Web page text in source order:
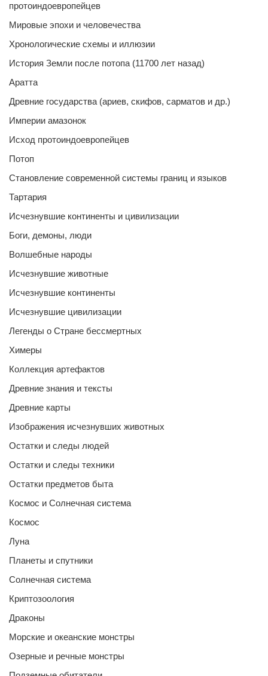
протоиндоевропейцев
Мировые эпохи и человечества
Хронологические схемы и иллюзии
История Земли после потопа (11700 лет назад)
Аратта
Древние государства (ариев, скифов, сарматов и др.)
Империи амазонок
Исход протоиндоевропейцев
Потоп
Становление современной системы границ и языков
Тартария
Исчезнувшие континенты и цивилизации
Боги, демоны, люди
Волшебные народы
Исчезнувшие животные
Исчезнувшие континенты
Исчезнувшие цивилизации
Легенды о Стране бессмертных
Химеры
Коллекция артефактов
Древние знания и тексты
Древние карты
Изображения исчезнувших животных
Остатки и следы людей
Остатки и следы техники
Остатки предметов быта
Космос и Солнечная система
Космос
Луна
Планеты и спутники
Солнечная система
Криптозоология
Драконы
Морские и океанские монстры
Озерные и речные монстры